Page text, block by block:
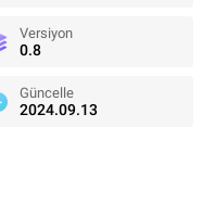
Versiyon
0.8
Güncelle
2024.09.13